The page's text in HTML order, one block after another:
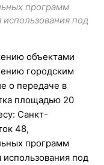
программ
под
объектами
городским
о передаче в
площадью 20
Санкт-
48,
программ
под